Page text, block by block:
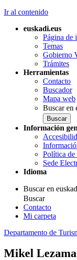
Ir al contenido
euskadi.eus
Página de
Temas
Gobierno
Trámites
Herramientas
Contacto
Buscador
Mapa web
Buscar en
Información
Política de
Sede
Idioma
Buscar en
Buscar
Contacto
Mi carpeta
Departamento de
Mikel